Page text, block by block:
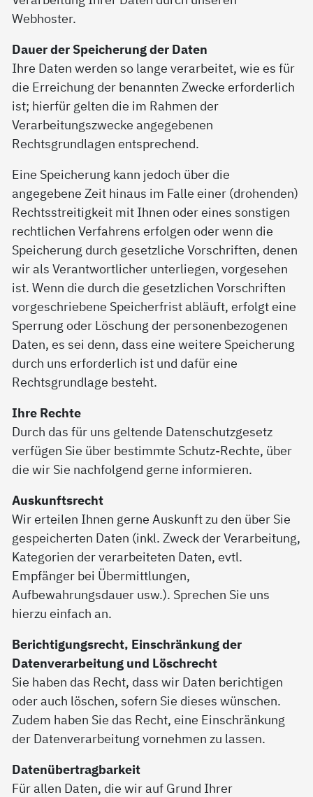
Webhoster.
Dauer der Speicherung der Daten
Ihre Daten werden so lange verarbeitet, wie es für
die Erreichung der benannten Zwecke erforderlich
ist; hierfür gelten die im Rahmen der
Verarbeitungszwecke angegebenen
Rechtsgrundlagen entsprechend.
Eine Speicherung kann jedoch über die
angegebene Zeit hinaus im Falle einer (drohenden)
Rechtsstreitigkeit mit Ihnen oder eines sonstigen
rechtlichen Verfahrens erfolgen oder wenn die
Speicherung durch gesetzliche Vorschriften, denen
wir als Verantwortlicher unterliegen, vorgesehen
ist. Wenn die durch die gesetzlichen Vorschriften
vorgeschriebene Speicherfrist abläuft, erfolgt eine
Sperrung oder Löschung der personenbezogenen
Daten, es sei denn, dass eine weitere Speicherung
durch uns erforderlich ist und dafür eine
Rechtsgrundlage besteht.
Ihre Rechte
Durch das für uns geltende Datenschutzgesetz
verfügen Sie über bestimmte Schutz-Rechte, über
die wir Sie nachfolgend gerne informieren.
Auskunftsrecht
Wir erteilen Ihnen gerne Auskunft zu den über Sie
gespeicherten Daten (inkl. Zweck der Verarbeitung,
Kategorien der verarbeiteten Daten, evtl.
Empfänger bei Übermittlungen,
Aufbewahrungsdauer usw.). Sprechen Sie uns
hierzu einfach an.
Berichtigungsrecht, Einschränkung der
Datenverarbeitung und Löschrecht
Sie haben das Recht, dass wir Daten berichtigen
oder auch löschen, sofern Sie dieses wünschen.
Zudem haben Sie das Recht, eine Einschränkung
der Datenverarbeitung vornehmen zu lassen.
Datenübertragbarkeit
Für allen Daten, die wir auf Grund Ihrer